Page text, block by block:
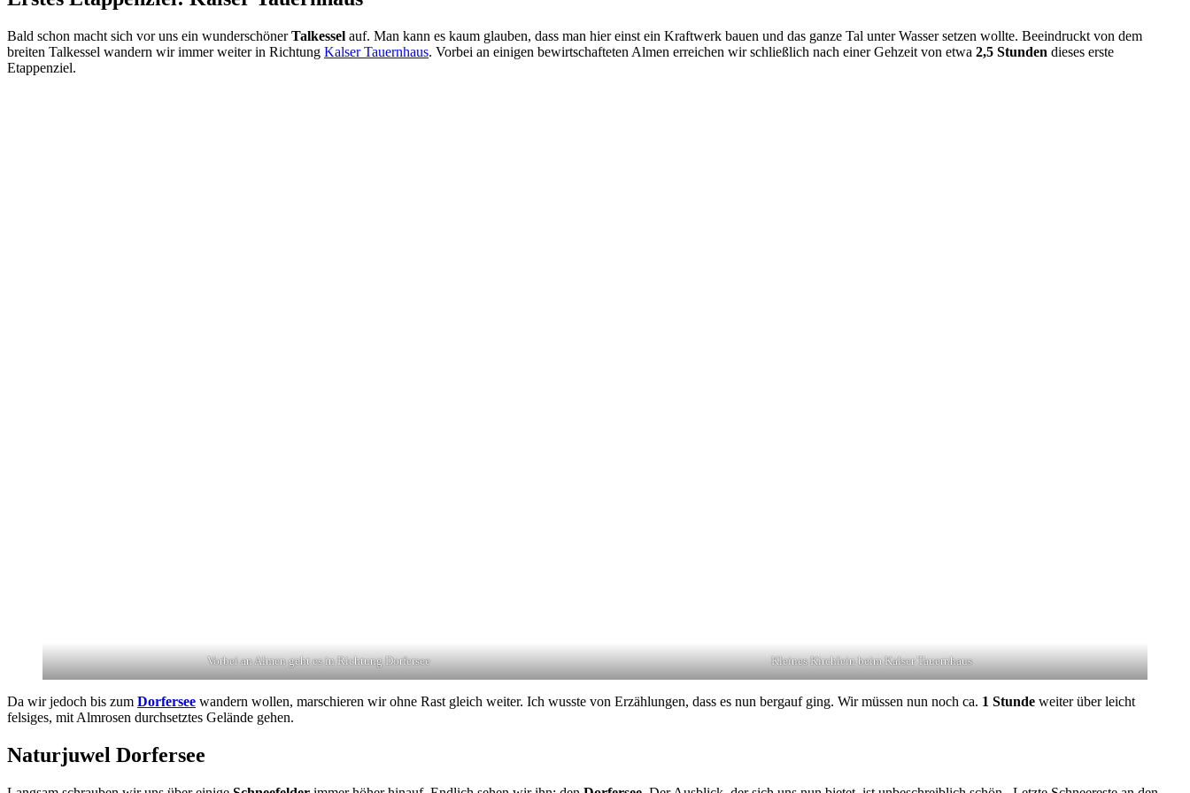
Bald schon macht sich vor uns ein wunderschönerTalkessel auf. Man kann es kaum glauben, dass man hier einst ein Kraftwerk bauen und das ganze Tal unter Wasser setzen wollte. Beeindruckt von dem
breiten Talkessel wandern wir immer weiter in Richtung Kalser Tauernhaus. Vorbei an einigen bewirtschafteten Almen erreichen wir schließlich nach einer Gehzeit von etwa 2,5 Stunden dieses erste
Etappenziel.
Vorbei an Almen geht es in Richtung Dorfersee Kleines Kirchlein beim Kalser Tauernhaus
Da wir jedoch bis zum Dorfersee wandern wollen, marschieren wir ohne Rast gleich weiter. Ich wusste von Erzählungen, dass es nun bergauf ging. Wir müssen nun noch ca. 1 Stunde weiter über leicht
felsiges, mit Almrosen durchsetztes Gelände gehen.
Naturjuwel Dorfersee